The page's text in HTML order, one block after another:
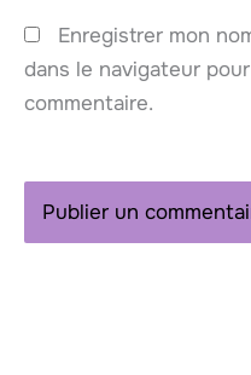
Enregistrer mon
dans le navigateur
commentaire.